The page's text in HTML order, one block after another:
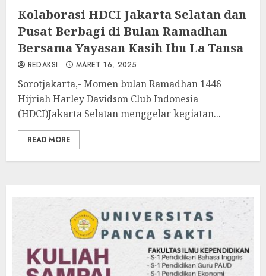
Kolaborasi HDCI Jakarta Selatan dan
Pusat Berbagi di Bulan Ramadhan
Bersama Yayasan Kasih Ibu La Tansa
REDAKSI MARET 16, 2025
Sorotjakarta,- Momen bulan Ramadhan 1446
Hijriah Harley Davidson Club Indonesia
(HDCI)Jakarta Selatan menggelar kegiatan...
READ MORE